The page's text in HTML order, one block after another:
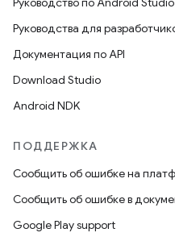
Руководства для
Документация по API
Download Studio
Android NDK
ПОДДЕРЖКА
Сообщить об ошибке на
Сообщить об ошибке в
Google Play support